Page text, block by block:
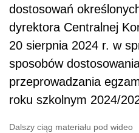
dostosowań
dyrektora Centralnej
20 sierpnia 2024 r. w
sposobów
przeprowadzania
roku szkolnym 2024/
Dalszy ciąg materiału pod wideo